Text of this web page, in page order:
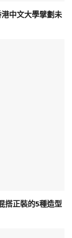
中文大學擘劃未
搭正裝的5種造型